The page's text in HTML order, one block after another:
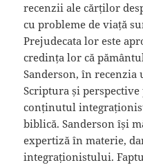
recenzii ale cărților
cu probleme de viață
Prejudecata lor este
credința lor că
Sanderson, în recenzia
Scriptura și
conținutul
biblică. Sanderson își
expertiză în materie,
integraționistului.